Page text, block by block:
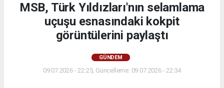
MSB, Türk Yıldızları'nın selamlama
uçuşu esnasındaki kokpit
görüntülerini paylaştı
GÜNDEM
09.07.2026 - 22:25, Güncelleme: 09.07.2026 - 22:34